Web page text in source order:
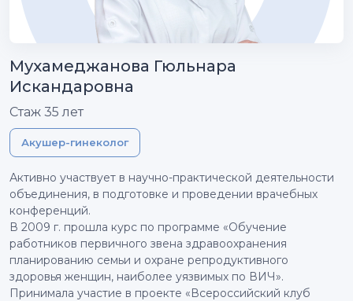
Мухамеджанова Гюльнара
Искандаровна
Стаж 35 лет
Акушер-гинеколог
Активно участвует в научно-практической деятельности
объединения, в подготовке и проведении врачебных
конференций.
В 2009 г. прошла курс по программе «Обучение
работников первичного звена здравоохранения
планированию семьи и охране репродуктивного
здоровья женщин, наиболее уязвимых по ВИЧ».
Принимала участие в проекте «Всероссийский клуб